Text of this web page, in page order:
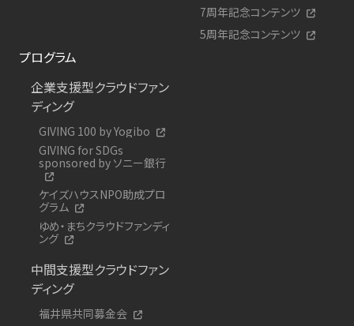
7周年記念コンテンツ
5周年記念コンテンツ
プログラム
企業支援型クラウドファン
ディング
GIVING 100 by Yogibo
GIVING for SDGs
sponsored by ソニー銀行
ケイズハウスNPO助成プロ
グラム
ゆめ・まちクラウドファンディ
ング
中間支援型クラウドファン
ディング
福井県共同募金会